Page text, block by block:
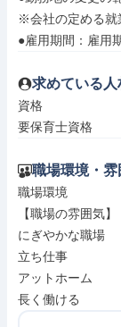
※会社の定める就
●雇用期間：雇用
求めている人
資格
要保育士資格
職場環境・雰
職場環境
【職場の雰囲気】
にぎやかな職場
立ち仕事
アットホーム
長く働ける